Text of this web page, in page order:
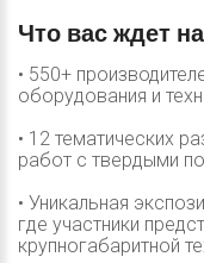
Что васждет на
• 550+
оборудования и
• 12 тематических
работ с твердыми
• Уникальная
где участники
крупногабаритной